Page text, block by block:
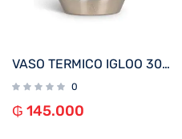
VASO TERMICO IGLOO 300ML P/VINO BLANCO C/TAPA 71236
0
₲ 145.000